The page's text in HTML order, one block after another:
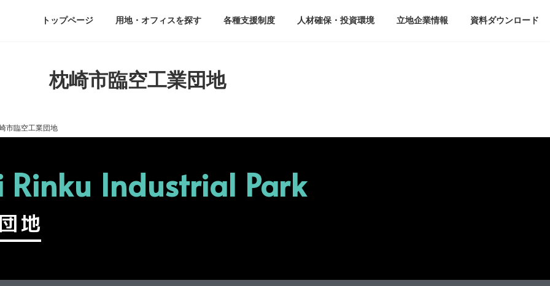
トップページ 用地・オフィスを探す 各種支援制度 人材確保・投資環境 立地企業情報 資料ダウンロード
枕崎市臨空工業団地
市臨空工業団地
Industrial Park
地